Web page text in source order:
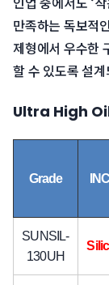
만족하는 독보적
제형에서 우수한
할 수 있도록 설
Ultra High
Grade INCI
SUNSIL-
130UH